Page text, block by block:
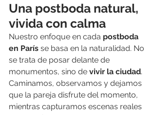
Una postboda natural,
vivida con calma
Nuestro enfoque en cada postboda
en París se basa en la naturalidad. No
se trata de posar delante de
monumentos, sino de vivir la ciudad.
Caminamos, observamos y dejamos
que la pareja disfrute del momento,
mientras capturamos escenas reales